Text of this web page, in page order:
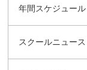
年間スケジュール
スクールニュース